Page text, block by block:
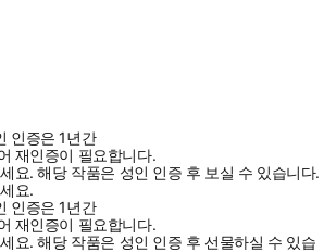
인증은 1년간
재인증이 필요합니다.
세요.해당 작품은 성인 인증 후 보실 수 있습니다.
요.
인증은 1년간
재인증이 필요합니다.
세요.해당 작품은 성인 인증 후 선물하실 수 있습